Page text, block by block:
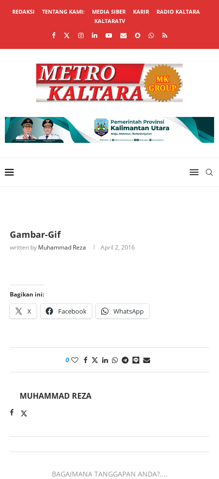
REDAKSI TENTANG KAMI: MEDIA SIBER KARIR
RADIO KALTARA
KALTARATV
Gambar-Gif
written by Muhammad Reza April 2, 2016
Bagikan ini:
X Facebook WhatsApp
0
MUHAMMAD REZA
BAGAIMANA TANGGAPAN ANDA?....